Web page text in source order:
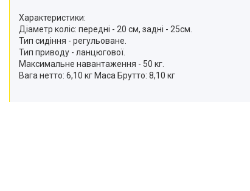
Характеристики:
Діаметр коліс: передні - 20 см, задні - 25см.
Тип сидіння - регульоване.
Тип приводу - ланцюгової.
Максимальне навантаження - 50 кг.
Вага нетто: 6,10 кг Маса Брутто: 8,10 кг